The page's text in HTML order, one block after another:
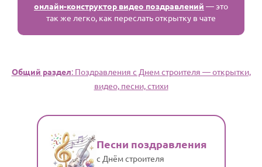
онлайн-конструктор видео поздравлений — это
так же легко, как переслать открытку в чате
Общий раздел: Поздравления с Днем строителя — открытки,
видео, песни, стихи
Песни поздравления
с Днём строителя